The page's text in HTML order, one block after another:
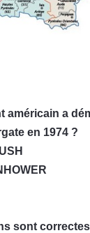
américain a
en 1974 ?
sont correctes